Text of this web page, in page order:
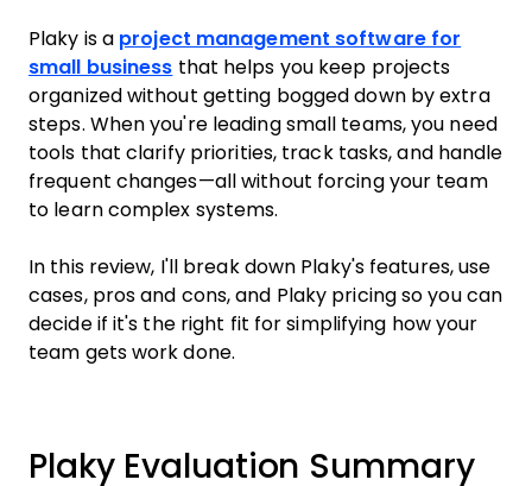
Plaky is a project management software for
small business that helps you keep projects
organized without getting bogged down by extra
steps. When you're leading small teams, you need
tools that clarify priorities, track tasks, and handle
frequent changes—all without forcing your team
to learn complex systems.
In this review, I'll break down Plaky's features, use
cases, pros and cons, and Plaky pricing so you can
decide if it's the right fit for simplifying how your
team gets work done.
Plaky Evaluation Summary